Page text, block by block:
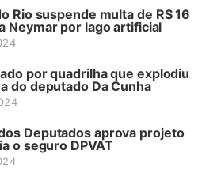
Rio suspende multa de R$ 16
Neymar por lago artificial
por quadrilha que explodiu
do deputado Da Cunha
Deputados aprova projeto
o seguro DPVAT